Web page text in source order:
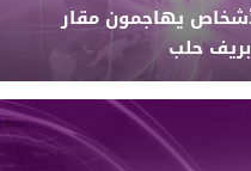
يهاجمون مقار
حلب